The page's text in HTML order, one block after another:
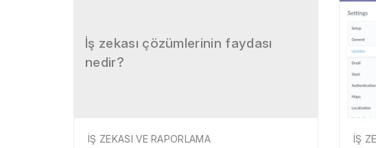
İş zekası çözümlerinin faydası
nedir?
İŞ ZEKASI VE RAPORLAMA İŞ